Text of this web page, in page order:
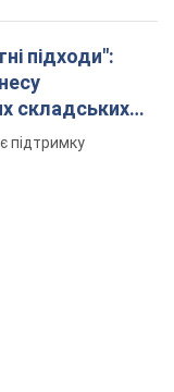
підходи":
складських
підтримку